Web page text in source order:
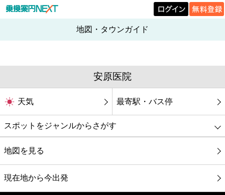
地図・タウンガイド
安原医院
天気 最寄駅・バス停
スポットをジャンルからさがす
グルメ
映画
地図を見る
現在地から今出発